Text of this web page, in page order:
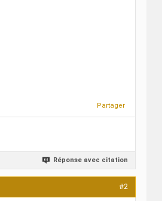
Partager
Réponse avec citation
#2